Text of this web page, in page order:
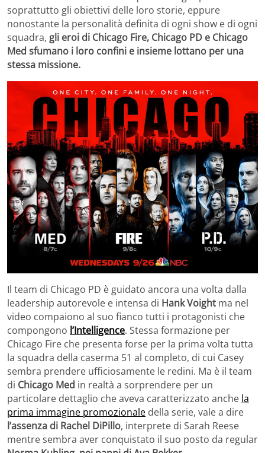
soprattutto gli obiettivi delle loro storie, eppure
nonostante la personalità definita di ogni show e di ogni
squadra, gli eroi di Chicago Fire, Chicago PD e Chicago
Med sfumano i loro confini e insieme lottano per una
stessa missione.
Il team di Chicago PD è guidato ancora una volta dalla
leadership autorevole e intensa di Hank Voight ma nel
video compaiono al suo fianco tutti i protagonisti che
compongono l’Intelligence. Stessa formazione per
Chicago Fire che presenta forse per la prima volta tutta
la squadra della caserma 51 al completo, di cui Casey
sembra prendere ufficiosamente le redini. Ma è il team
di Chicago Med in realtà a sorprendere per un
particolare dettaglio che aveva caratterizzato anche la
prima immagine promozionale della serie, vale a dire
l’assenza di Rachel DiPillo, interprete di Sarah Reese
mentre sembra aver conquistato il suo posto da regular